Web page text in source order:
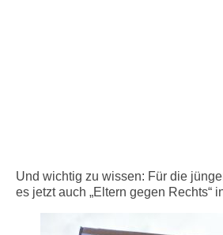
Und wichtig zu wissen: Für die
es jetzt auch „Eltern gegen Rechts“